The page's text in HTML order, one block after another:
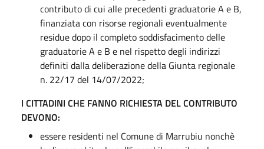
contributo di cui alle precedenti graduatorie A e B,
finanziata con risorse regionali eventualmente
residue dopo il completo soddisfacimento delle
graduatorie A e B e nel rispetto degli indirizzi
definiti dalla deliberazione della Giunta regionale
n. 22/17 del 14/07/2022;
I CITTADINI CHE FANNO RICHIESTA DEL CONTRIBUTO
DEVONO:
essere residenti nel Comune di Marrubiu nonchè